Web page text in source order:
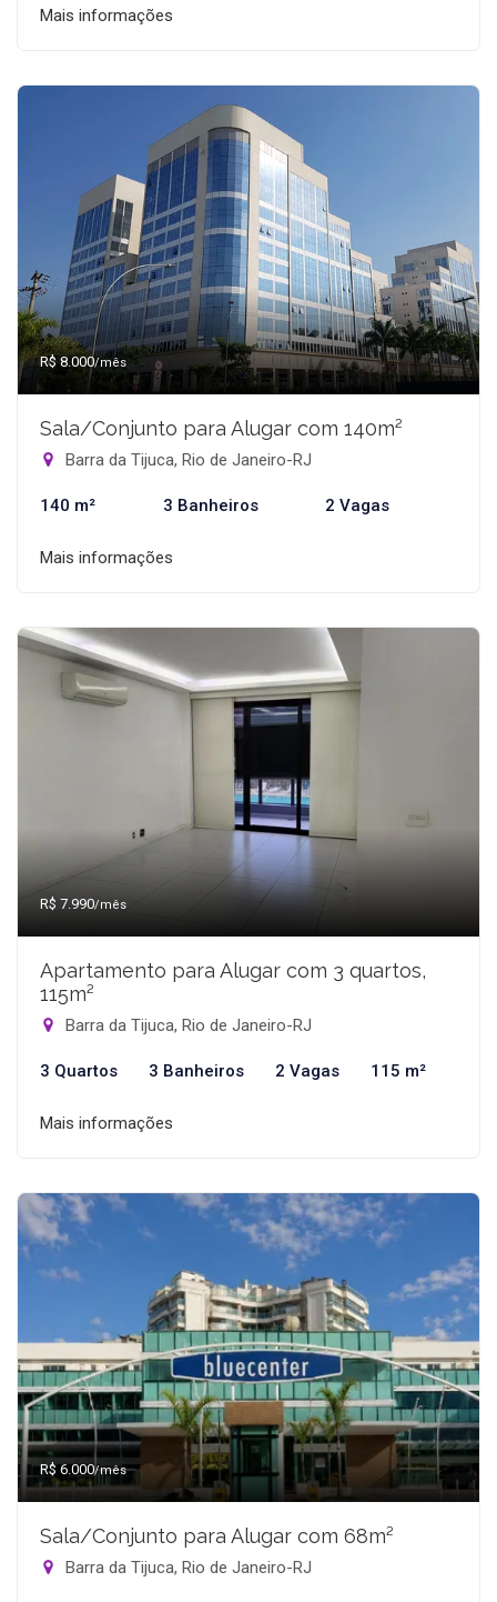
Mais informações
R$ 8.000/mês
Sala/Conjunto para Alugar com 140m²
Barra da Tijuca, Rio de Janeiro-RJ
140 m² 3 Banheiros 2 Vagas
Mais informações
R$ 7.990/mês
Apartamento para Alugar com 3 quartos,
115m²
Barra da Tijuca, Rio de Janeiro-RJ
3 Quartos 3 Banheiros 2 Vagas 115 m²
Mais informações
R$ 6.000/mês
Sala/Conjunto para Alugar com 68m²
Barra da Tijuca, Rio de Janeiro-RJ